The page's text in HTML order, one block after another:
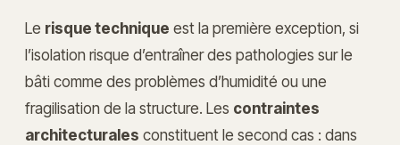
Le risque technique est la première exception, si
l’isolation risque d’entraîner des pathologies sur le
bâti comme des problèmes d’humidité ou une
fragilisation de la structure. Les contraintes
architecturales constituent le second cas : dans